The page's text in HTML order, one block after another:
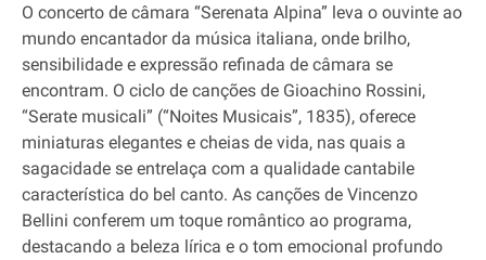
O concerto de câmara “Serenata Alpina” leva o ouvinte ao
mundo encantador da música italiana, onde brilho,
sensibilidade e expressão refinada de câmara se
encontram. O ciclo de canções de Gioachino Rossini,
“Serate musicali” (“Noites Musicais”, 1835), oferece
miniaturas elegantes e cheias de vida, nas quais a
sagacidade se entrelaça com a qualidade cantabile
característica do bel canto. As canções de Vincenzo
Bellini conferem um toque romântico ao programa,
destacando a beleza lírica e o tom emocional profundo